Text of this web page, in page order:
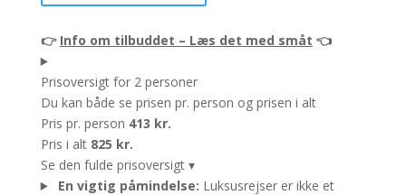
👉 Info om tilbuddet – Læs det med småt 👈
Prisoversigt for 2 personer
Du kan både se prisen pr. person og prisen i alt
Pris pr. person 413 kr.
Pris i alt 825 kr.
Se den fulde prisoversigt ▾
En vigtig påmindelse: Luksusrejser er ikke et